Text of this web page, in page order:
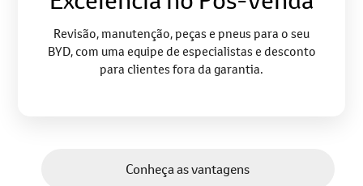
Revisão, manutenção, peças e pneus para o seu
BYD, com uma equipe de especialistas e desconto
para clientes fora da garantia.